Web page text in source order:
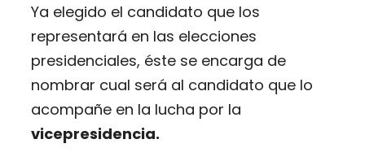
Ya elegido el candidato que los
representará en las elecciones
presidenciales, éste se encarga de
nombrar cual será al candidato que lo
acompañe en la lucha por la
vicepresidencia.